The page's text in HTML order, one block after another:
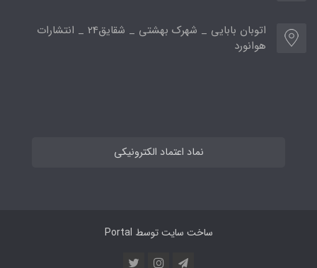
اتوبان بابایی _ شهرک بهشتی _ شقایق24 _ انتشارات
هوانورد
نماد اعتماد الکترونیکی
ساخت سایت توسط Portal